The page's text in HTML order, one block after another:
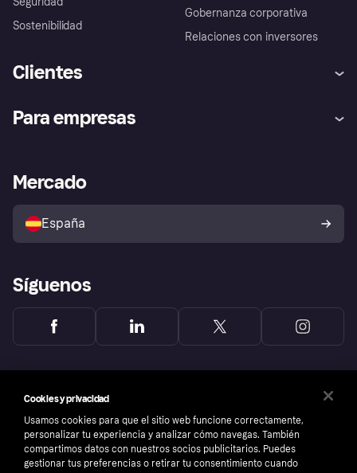
Sostenibilidad
Gobernanza corporativa
Relaciones con inversores
Clientes
Inicio de sesión
Directorio de tiendas
Política de protección al
comprador de Klarna
Reclamaciones
Para empresas
Acceso empresas
Mercado
España
Síguenos
Cookies y privacidad
Usamos cookies para que el sitio web funcione correctamente,
personalizar tu experiencia y analizar cómo navegas. También
compartimos datos con nuestros socios publicitarios. Puedes
gestionar tus preferencias o retirar tu consentimiento cuando